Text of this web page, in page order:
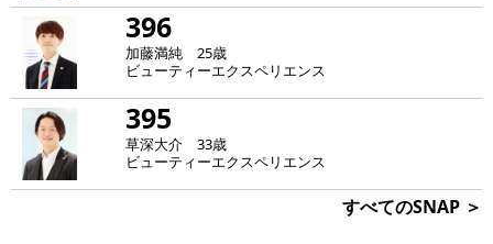
396
加藤満純 25歳
ビューティーエクスペリエンス
395
草深大介 33歳
ビューティーエクスペリエンス
すべてのSNAP ＞